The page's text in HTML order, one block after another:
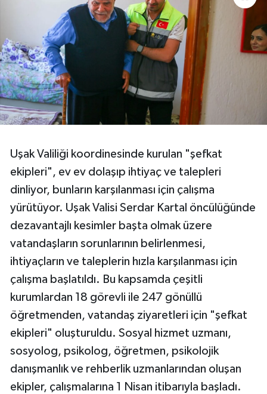
Uşak Valiliği koordinesinde kurulan "şefkat
ekipleri", ev ev dolaşıp ihtiyaç ve talepleri
dinliyor, bunların karşılanması için çalışma
yürütüyor. Uşak Valisi Serdar Kartal öncülüğünde
dezavantajlı kesimler başta olmak üzere
vatandaşların sorunlarının belirlenmesi,
ihtiyaçların ve taleplerin hızla karşılanması için
çalışma başlatıldı. Bu kapsamda çeşitli
kurumlardan 18 görevli ile 247 gönüllü
öğretmenden, vatandaş ziyaretleri için "şefkat
ekipleri" oluşturuldu. Sosyal hizmet uzmanı,
sosyolog, psikolog, öğretmen, psikolojik
danışmanlık ve rehberlik uzmanlarından oluşan
ekipler, çalışmalarına 1 Nisan itibarıyla başladı.